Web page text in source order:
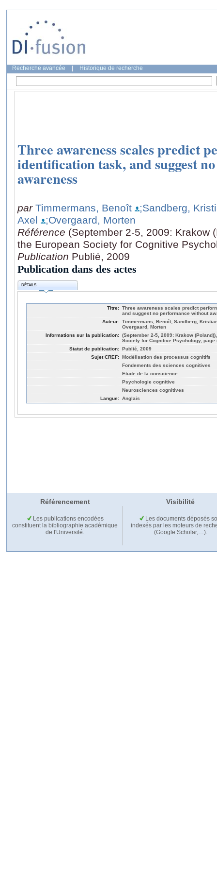
Recherche avancée Historique de recherche
Three awareness scales predict
identification task, and suggest
awareness
par Timmermans, Benoît
;Sandberg,
Axel
;Overgaard, Morten
Référence (September 2-5, 2009: Krakow
the European Society for Cognitive
Publication Publié, 2009
Publication dans des actes
DÉTAILS
Titre: Three awareness scales predict
and suggest no performance without
Auteur: Timmermans, Benoît; Sandberg,
Overgaard, Morten
Informations sur la publication: (September 2-5, 2009: Krakow
Society for Cognitive Psychology, page
Statut de publication: Publié, 2009
Sujet CREF: Modélisation des processus cognitifs
Fondements des sciences cognitives
Etude de la conscience
Psychologie cognitive
Neurosciences cognitives
Langue: Anglais
Référencement Visibilité
Les publications encodées
constituent la bibliographie académique
de l'Université.
Les documents déposés
indexés par les moteurs de
(Google Scholar,…).